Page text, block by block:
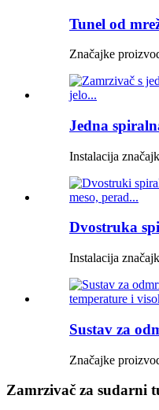
Tunel od
Značajke
Jedna
Instalacija
Dvostruka
Instalacija
Sustav za
Značajke
Zamrzivač za sudarni